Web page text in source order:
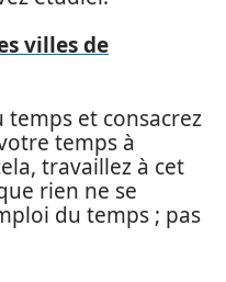
villes de
et consacrez
temps à
travaillez à cet
rien ne se
du temps ; pas